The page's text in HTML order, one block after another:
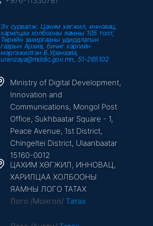
Эх сурвалж: Цахим хөгжил, инновац,
харилцаа холбооны яамны 105 тоот,
Төрийн захиргааны удирдлагын
газрын Архив, бичиг хэргийн
мэргэжилтэн Б.Уранзаяа,
uranzaya@mddic.gov.mn, 51-265102
Ministry of Digital Development,
Innovation and
Communications, Mongol Post
Office, Sukhbaatar Square - 1,
Peace Avenue, 1st District,
Chingeltei District, Ulaanbaatar
15160-0012
ЦАХИМ ХӨГЖИЛ, ИННОВАЦ,
ХАРИЛЦАА ХОЛБООНЫ
ЯАМНЫ ЛОГО ТАТАХ
Лого /Монгол/Татах